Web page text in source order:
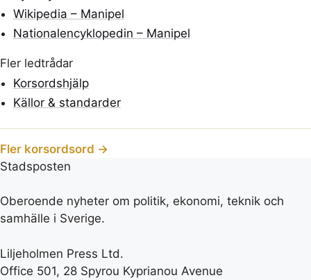
Wikipedia – Manipel
Nationalencyklopedin – Manipel
Fler ledtrådar
Korsordshjälp
Källor & standarder
Fler korsordsord →
Stadsposten
Oberoende nyheter om politik, ekonomi, teknik och
samhälle i Sverige.
Liljeholmen Press Ltd.
Office 501, 28 Spyrou Kyprianou Avenue